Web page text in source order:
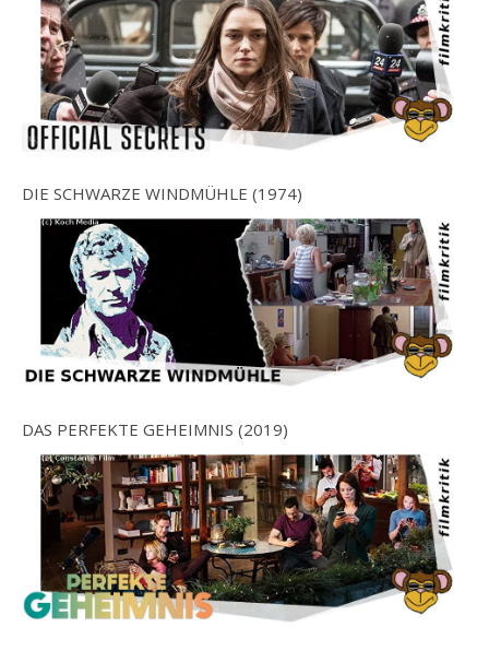
DIE SCHWARZE WINDMÜHLE (1974)
DAS PERFEKTE GEHEIMNIS (2019)